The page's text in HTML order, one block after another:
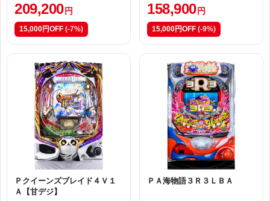
209,200 円
15,000円OFF (-7%)
158,900 円
15,000円OFF (-9%)
Ｐクイーンズブレイド４Ｖ１
Ａ【甘デジ】
ＰＡ海物語３Ｒ３ＬＢＡ